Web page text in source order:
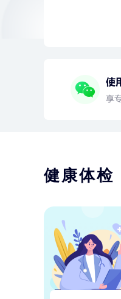
健康体检